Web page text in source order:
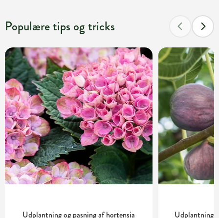
Populære tips og tricks
Udplantning og pasning af hortensia Udplantning